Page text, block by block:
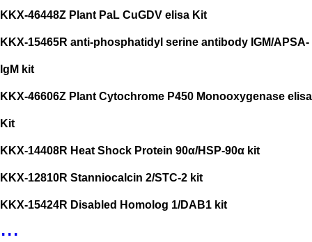
KKX-46448Z Plant PaL CuGDV elisa Kit
KKX-15465R anti-phosphatidyl serine antibody IGM/APSA-
IgM kit
KKX-46606Z Plant Cytochrome P450 Monooxygenase elisa
Kit
KKX-14408R Heat Shock Protein 90α/HSP-90α kit
KKX-12810R Stanniocalcin 2/STC-2 kit
KKX-15424R Disabled Homolog 1/DAB1 kit
...